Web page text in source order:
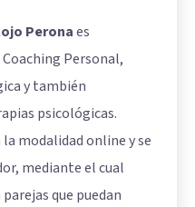
Peronaes
Personal,
y también
psicológicas.
modalidad online y se
mediante el cual
que puedan